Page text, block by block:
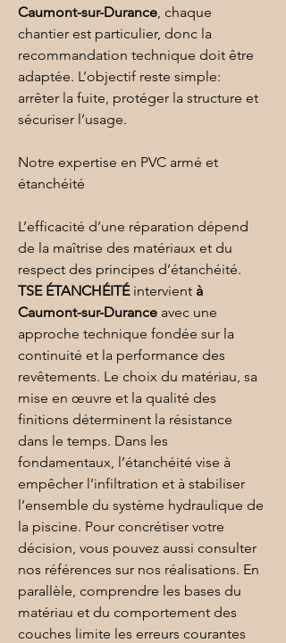
Caumont-sur-Durance, chaque
chantier est particulier, donc la
recommandation technique doit être
adaptée. L’objectif reste simple:
arrêter la fuite, protéger la structure et
sécuriser l’usage.
Notre expertise en PVC armé et
étanchéité
L’efficacité d’une réparation dépend
de la maîtrise des matériaux et du
respect des principes d’étanchéité.
TSE ÉTANCHÉITÉ intervient à
Caumont-sur-Durance avec une
approche technique fondée sur la
continuité et la performance des
revêtements. Le choix du matériau, sa
mise en œuvre et la qualité des
finitions déterminent la résistance
dans le temps. Dans les
fondamentaux, l’étanchéité vise à
empêcher l’infiltration et à stabiliser
l’ensemble du système hydraulique de
la piscine. Pour concrétiser votre
décision, vous pouvez aussi consulter
nos références sur nos réalisations. En
parallèle, comprendre les bases du
matériau et du comportement des
couches limite les erreurs courantes